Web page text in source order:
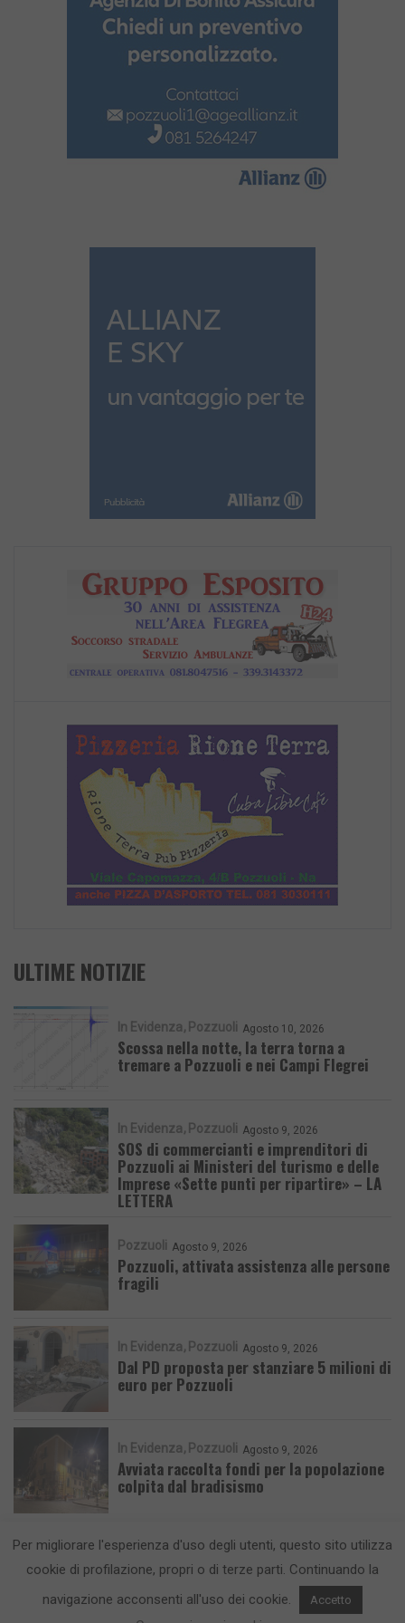
ULTIME NOTIZIE
In Evidenza Pozzuoli Agosto 10, 2026
Scossa nella notte, la terra torna a
tremare a Pozzuoli e nei Campi Flegrei
In Evidenza Pozzuoli Agosto 9, 2026
SOS di commercianti e imprenditori di
Pozzuoli ai Ministeri del turismo e delle
Imprese «Sette punti per ripartire» – LA
LETTERA
Pozzuoli Agosto 9, 2026
Pozzuoli, attivata assistenza alle persone
fragili
In Evidenza Pozzuoli Agosto 9, 2026
Dal PD proposta per stanziare 5 milioni di
euro per Pozzuoli
In Evidenza Pozzuoli Agosto 9, 2026
Avviata raccolta fondi per la popolazione
colpita dal bradisismo
CronacaFlegrea testata giornalistica - aut. Tribunale di Napoli n. 34 del
Per migliorare l'esperienza d'uso degli utenti, questo sito utilizza
cookie di profilazione, propri o di terze parti. Continuando la
navigazione acconsenti all'uso dei cookie.
Accetto